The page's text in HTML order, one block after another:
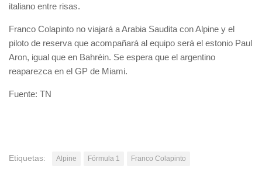
italiano entre risas.
Franco Colapinto no viajará a Arabia Saudita con Alpine y el
piloto de reserva que acompañará al equipo será el estonio Paul
Aron, igual que en Bahréin. Se espera que el argentino
reaparezca en el GP de Miami.
Fuente: TN
Etiquetas: Alpine Fórmula 1 Franco Colapinto